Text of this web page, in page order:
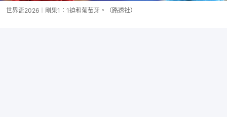
世界盃2026︱剛果1：1迫和葡萄牙。（路透社）